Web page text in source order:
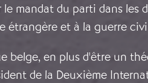
mandat du parti dans les
étrangère et à la guerre
belge, en plus d'être un
de la Deuxième